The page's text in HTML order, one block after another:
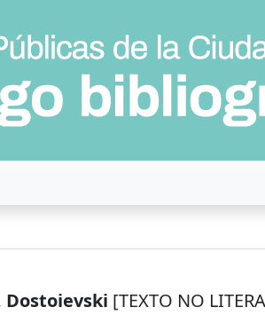
Dostoievski [TEXTO NO